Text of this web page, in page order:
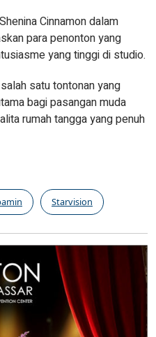
Cinnamon dalam
para penonton yang
yang tinggi di studio.
satu tontonan yang
bagi pasangan muda
rumah tangga yang penuh
Starvision